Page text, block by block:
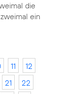
die
ein
11
12
21
22